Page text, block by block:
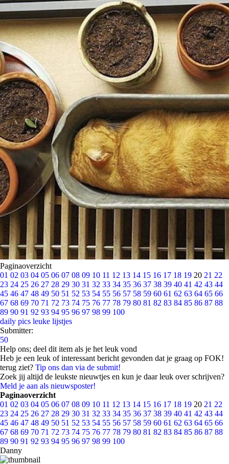
Paginaoverzicht
01 02 03 04 05 06 07 08 09 10 11 12 13 14 15 16 17 18 19 20 21 22
23 24 25 26 27 28 29 30 31 32 33 34 35 36 37 38 39 40 41 42 43 44
45 46 47 48 49 50 51 52 53 54 55 56 57 58 59 60 61 62 63 64 65 66
67 68 69 70 71 72 73 74 75 76 77 78 79 80 81 82 83 84 85 86 87 88
89 90 91 92 93 94 95 96 97 98 99 100
daily pics leuke lijstjes
Submitter:
50
Help ons; deel dit item als je het leuk vond
Heb je een leuk of interessant bericht gevonden dat je graag op FOK!
terug ziet? Tip ons dan via de submit!
Zoek jij altijd de leukste nieuwtjes en kun je daar leuk over schrijven?
Meld je aan als nieuwsposter!
Paginaoverzicht
01 02 03 04 05 06 07 08 09 10 11 12 13 14 15 16 17 18 19 20 21 22
23 24 25 26 27 28 29 30 31 32 33 34 35 36 37 38 39 40 41 42 43 44
45 46 47 48 49 50 51 52 53 54 55 56 57 58 59 60 61 62 63 64 65 66
67 68 69 70 71 72 73 74 75 76 77 78 79 80 81 82 83 84 85 86 87 88
89 90 91 92 93 94 95 96 97 98 99 100
Danny